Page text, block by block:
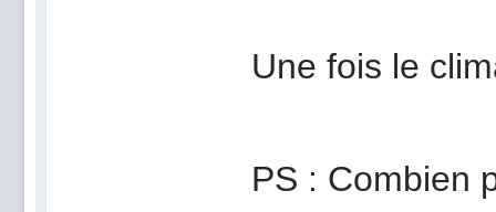
Une fois le
PS : Combien